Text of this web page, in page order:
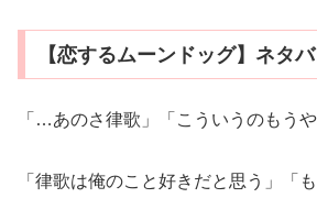
【恋するムーンドッグ】ネタ
「…あのさ律歌」「こういうのもうや
「律歌は俺のこと好きだと思う」「